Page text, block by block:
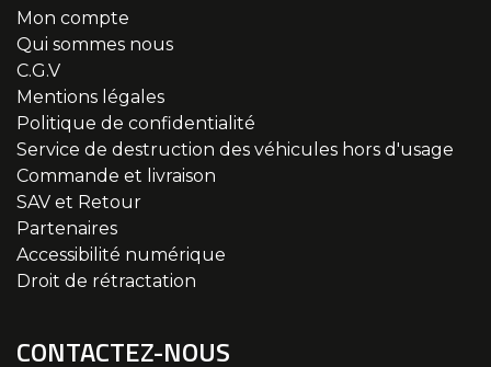
Mon compte
Qui sommes nous
C.G.V
Mentions légales
Politique de confidentialité
Service de destruction des véhicules hors d'usage
Commande et livraison
SAV et Retour
Partenaires
Accessibilité numérique
Droit de rétractation
CONTACTEZ-NOUS